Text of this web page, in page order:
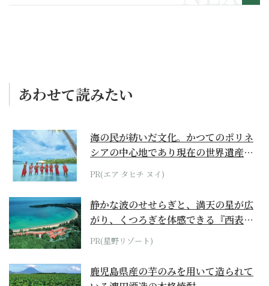
あわせて読みたい
海の民が紡いだ文化。かつてのポリネ
シアの中心地であり現在の世界遺産か
らみえてくる...
PR(エア タヒチ ヌイ)
静かな波のせせらぎと、満天の星が広
がり、くつろぎを体感できる『西表島
ホテル by...
PR(星野リゾート)
鹿児島県産の芋のみを用いて造られて